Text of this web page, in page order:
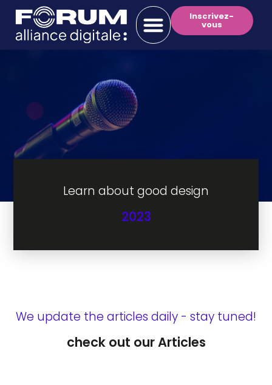
Inscrivez-
vous
Learn about good design
2023
We update the articles daily - stay tuned!
check out our Articles